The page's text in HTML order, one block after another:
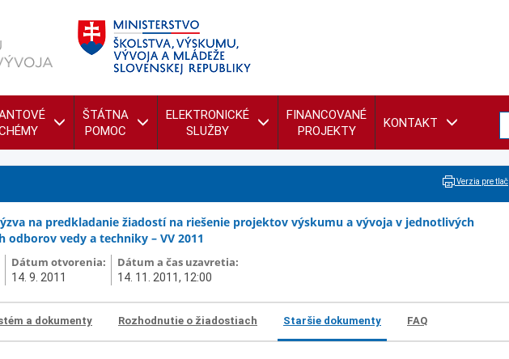
ŠTÁTNA
POMOC
ELEKTRONICKÉ
SLUŽBY
FINANCOVANÉ
PROJEKTY
KONTAKT
Verzia pre tlač
na predkladanie žiadostí na riešenie projektov výskumu a vývoja v jednotlivých
odborov vedy a techniky – VV 2011
Dátum otvorenia:
14. 9. 2011
Dátum a čas uzavretia:
14. 11. 2011, 12:00
a dokumenty Rozhodnutie o žiadostiach Staršie dokumenty FAQ